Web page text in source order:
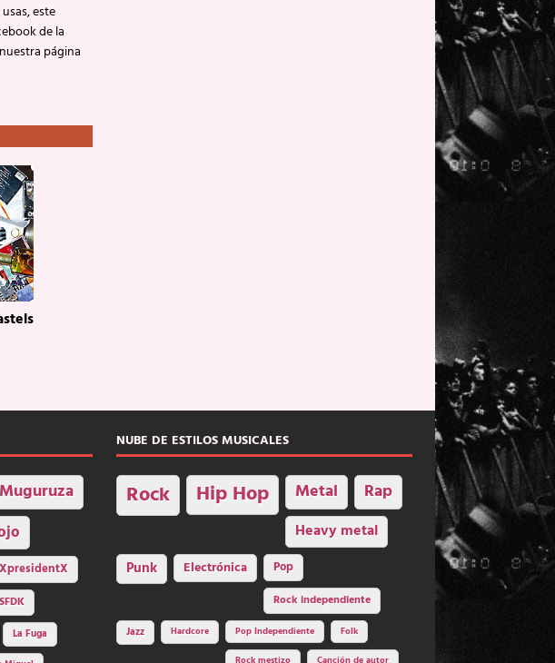
este
de la
página
XpresidentX
SFDK
La Fuga
NUBE DE ESTILOS MUSICALES
Rock Hip Hop Metal Rap
Heavy metal
Punk Electrónica
Pop
Rock independiente
Jazz Hardcore Pop Independiente Folk